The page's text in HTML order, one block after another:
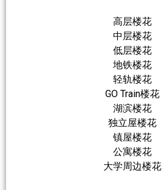
高层楼花
中层楼花
低层楼花
地铁楼花
轻轨楼花
GO Train楼花
湖滨楼花
独立屋楼花
镇屋楼花
公寓楼花
大学周边楼花